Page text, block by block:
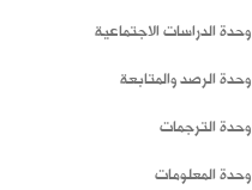
وحدة الدراسات الاجتماعية
وحدة الرصد والمتابعة
وحدة الترجمات
وحدة المعلومات